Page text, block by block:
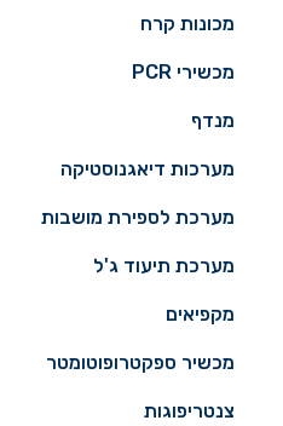
מכונות קרח
מכשירי PCR
מנדף
מערכות דיאגנוסטיקה
מערכת לספירת מושבות
מערכת תיעוד ג'ל
מקפיאים
מכשיר ספקטרופוטומטר
צנטריפוגות